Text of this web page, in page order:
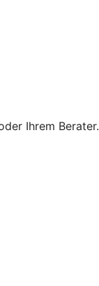
Ihrem Berater.